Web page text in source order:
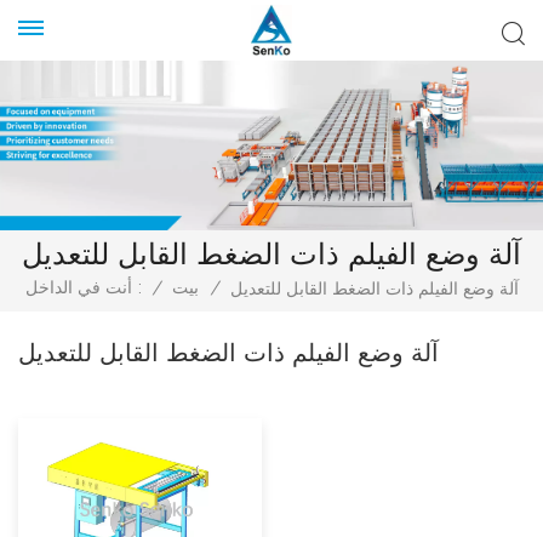
آلة وضع الفيلم ذات الضغط القابل للتعديل
أنت في الداخل : / بيت / آلة وضع الفيلم ذات الضغط القابل للتعديل
آلة وضع الفيلم ذات الضغط القابل للتعديل